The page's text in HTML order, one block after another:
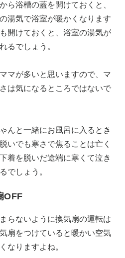
ら浴槽の蓋を開けておくと、
湯気で浴室が暖かくなります
開けておくと、浴室の湯気が
るでしょう。
マが多いと思いますので、マ
は気になるところではないで
んと一緒にお風呂に入るとき
いでも寒さで焦ることは亡く
着を脱いだ途端に寒くて泣き
でしょう。
OFF
らないように換気扇の運転は
扇をつけていると暖かい空気
なりますよね。